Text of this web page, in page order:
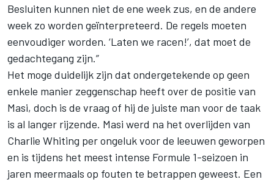
Besluiten kunnen niet de ene week zus, en de andere
week zo worden geïnterpreteerd. De regels moeten
eenvoudiger worden. ‘Laten we racen!’, dat moet de
gedachtegang zijn.”
Het moge duidelijk zijn dat ondergetekende op geen
enkele manier zeggenschap heeft over de positie van
Masi, doch is de vraag of hij de juiste man voor de taak
is al langer rijzende. Masi werd na het overlijden van
Charlie Whiting per ongeluk voor de leeuwen geworpen
en is tijdens het meest intense Formule 1-seizoen in
jaren meermaals op fouten te betrappen geweest. Een